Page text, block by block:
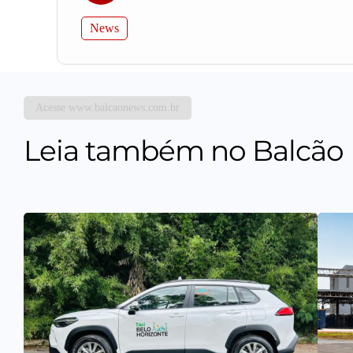
News
Acesse www.balcaonews.com.br
Leia também no Balcão